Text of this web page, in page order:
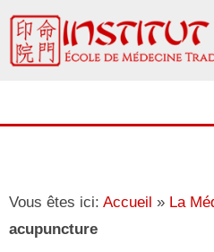
Vous êtes ici: Accueil » La
acupuncture